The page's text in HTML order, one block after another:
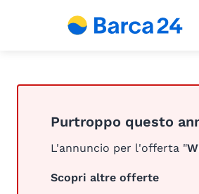
Purtroppo questo
L'annuncio per l'offerta "
Scopri altre offerte